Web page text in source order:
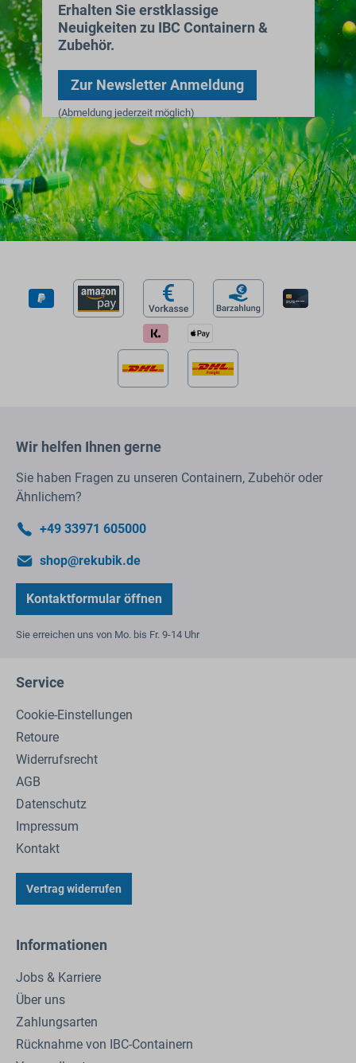
Erhalten Sie erstklassige
Neuigkeiten zu IBC Containern &
Zubehör.
Zur Newsletter Anmeldung
(Abmeldung jederzeit möglich)
Wir helfen Ihnen gerne
Sie haben Fragen zu unseren Containern, Zubehör oder
Ähnlichem?
+49 33971 605000
shop@rekubik.de
Kontaktformular öffnen
Sie erreichen uns von Mo. bis Fr. 9-14 Uhr
Service
Cookie-Einstellungen
Retoure
Widerrufsrecht
AGB
Datenschutz
Impressum
Kontakt
Vertrag widerrufen
Informationen
Jobs & Karriere
Über uns
Zahlungsarten
Rücknahme von IBC-Containern